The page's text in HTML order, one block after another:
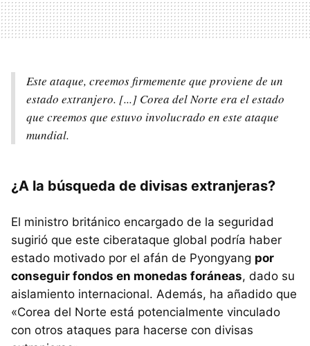
Este ataque, creemos firmemente que proviene de un
estado extranjero. [...] Corea del Norte era el estado
que creemos que estuvo involucrado en este ataque
mundial.
¿A la búsqueda de divisas extranjeras?
El ministro británico encargado de la seguridad
sugirió que este ciberataque global podría haber
estado motivado por el afán de Pyongyang por
conseguir fondos en monedas foráneas, dado su
aislamiento internacional. Además, ha añadido que
«Corea del Norte está potencialmente vinculado
con otros ataques para hacerse con divisas